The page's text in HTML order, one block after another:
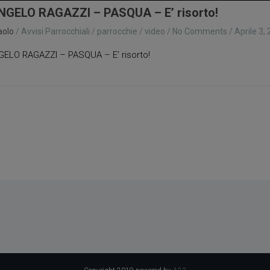
RAGAZZI – PASQUA – E’ risorto!
/ Avvisi Parrocchiali / parrocchie / video / No Comments / Aprile 3,
RAGAZZI – PASQUA – E’ risorto!